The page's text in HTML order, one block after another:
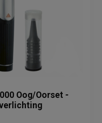
Oog/Oorset -